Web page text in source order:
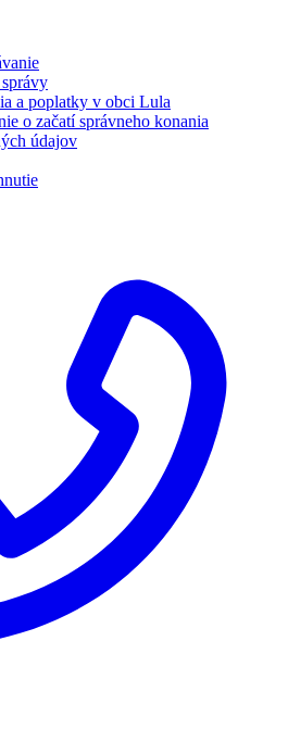
a poplatky v obci Lula
o začatí správneho konania
údajov